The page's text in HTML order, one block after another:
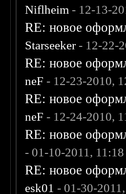
Niflheim - 12-13-
RE: новое
Starseeker- 12-22-
RE: новое
neF - 12-23-2010,
RE: новое
neF - 12-24-2010,
RE: новое
- 01-10-2011,
RE: новое
esk01 - 01-30-